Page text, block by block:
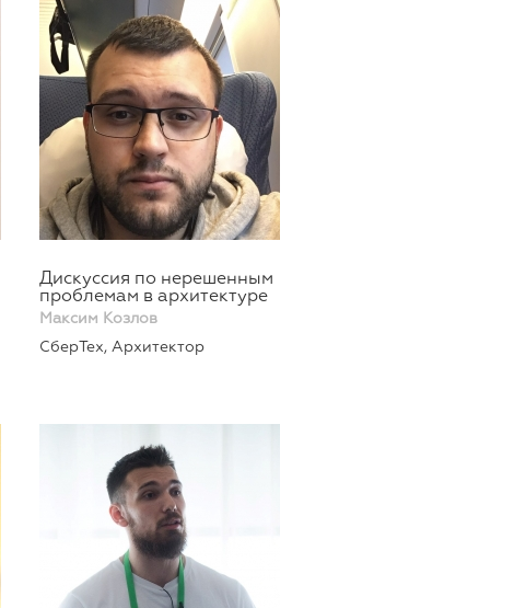
Дискуссия по нерешенным
проблемам в архитектуре
Максим Козлов
СберТех, Архитектор